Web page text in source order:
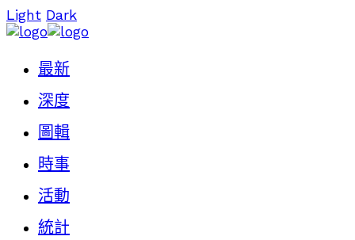
Light Dark
最新
深度
圖輯
時事
活動
統計